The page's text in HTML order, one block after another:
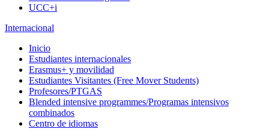
UCC+i
Internacional
Inicio
Estudiantes internacionales
Erasmus+ y movilidad
Estudiantes Visitantes (Free Mover Students)
Profesores/PTGAS
Blended intensive programmes/Programas intensivos
combinados
Centro de idiomas